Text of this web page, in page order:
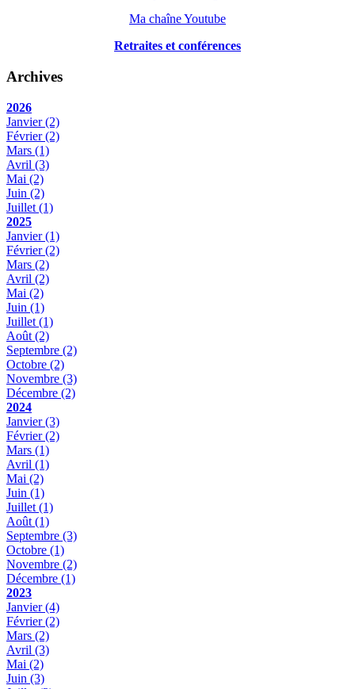
Ma chaîne Youtube
Retraites et conférences
Archives
2026
Janvier(2)
Février(2)
Mars (1)
Avril (3)
Mai (2)
Juin (2)
Juillet (1)
2025
Janvier(1)
Février(2)
Mars (2)
Avril (2)
Mai (2)
Juin (1)
Juillet (1)
Août (2)
Septembre (2)
Octobre (2)
Novembre (3)
Décembre (2)
2024
Janvier(3)
Février(2)
Mars (1)
Avril (1)
Mai (2)
Juin (1)
Juillet (1)
Août (1)
Septembre (3)
Octobre (1)
Novembre (2)
Décembre (1)
2023
Janvier(4)
Février(2)
Mars (2)
Avril (3)
Mai (2)
Juin (3)